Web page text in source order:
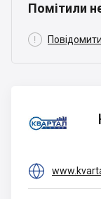
Помітили

Group
